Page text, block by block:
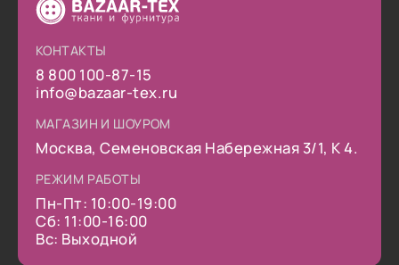
КОНТАКТЫ
8 800 100-87-15
info@bazaar-tex.ru
МАГАЗИН И ШОУРОМ
Москва, Семеновская Набережная 3/1, К 4.
РЕЖИМ РАБОТЫ
Пн-Пт: 10:00-19:00
Сб: 11:00-16:00
Вс: Выходной